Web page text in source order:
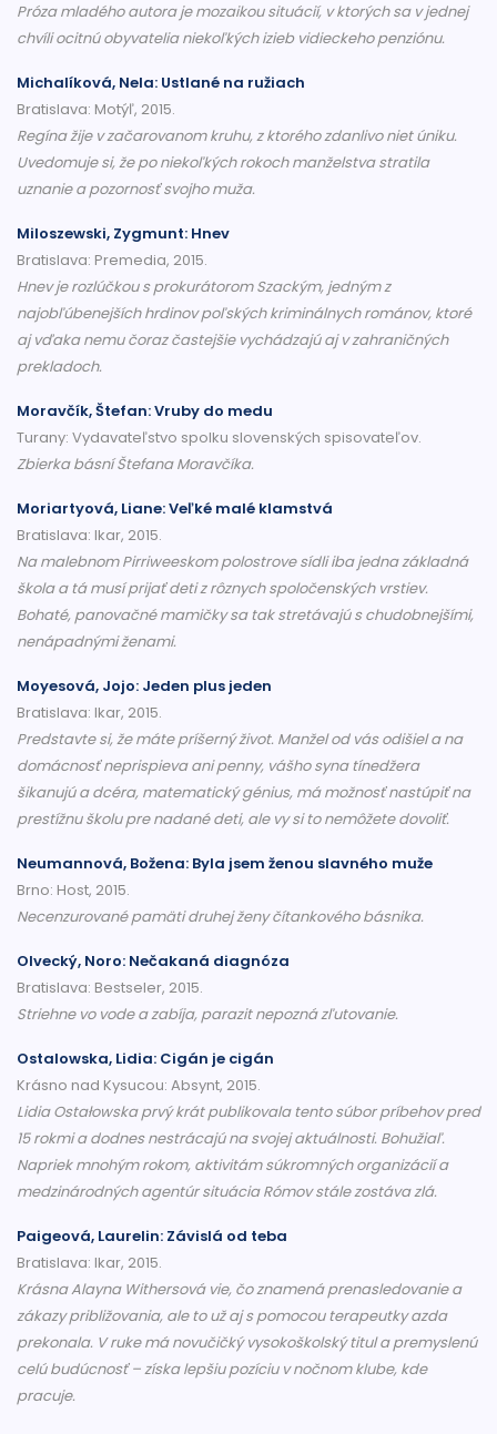
Próza mladého autora je mozaikou situácií, v ktorých sa v jednej
chvíli ocitnú obyvatelia niekoľkých izieb vidieckeho penziónu.
Michalíková, Nela: Ustlané na ružiach
Bratislava: Motýľ, 2015.
Regína žije v začarovanom kruhu, z ktorého zdanlivo niet úniku.
Uvedomuje si, že po niekoľkých rokoch manželstva stratila
uznanie a pozornosť svojho muža.
Miloszewski, Zygmunt: Hnev
Bratislava: Premedia, 2015.
Hnev je rozlúčkou s prokurátorom Szackým, jedným z
najobľúbenejších hrdinov poľských kriminálnych románov, ktoré
aj vďaka nemu čoraz častejšie vychádzajú aj v zahraničných
prekladoch.
Moravčík, Štefan: Vruby do medu
Turany: Vydavateľstvo spolku slovenských spisovateľov.
Zbierka básní Štefana Moravčíka.
Moriartyová, Liane: Veľké malé klamstvá
Bratislava: Ikar, 2015.
Na malebnom Pirriweeskom polostrove sídli iba jedna základná
škola a tá musí prijať deti z rôznych spoločenských vrstiev.
Bohaté, panovačné mamičky sa tak stretávajú s chudobnejšími,
nenápadnými ženami.
Moyesová, Jojo: Jeden plus jeden
Bratislava: Ikar, 2015.
Predstavte si, že máte príšerný život. Manžel od vás odišiel a na
domácnosť neprispieva ani penny, vášho syna tínedžera
šikanujú a dcéra, matematický génius, má možnosť nastúpiť na
prestížnu školu pre nadané deti, ale vy si to nemôžete dovoliť.
Neumannová, Božena: Byla jsem ženou slavného muže
Brno: Host, 2015.
Necenzurované pamäti druhej ženy čítankového básnika.
Olvecký, Noro: Nečakaná diagnóza
Bratislava: Bestseler, 2015.
Striehne vo vode a zabíja, parazit nepozná zľutovanie.
Ostalowska, Lidia: Cigán je cigán
Krásno nad Kysucou: Absynt, 2015.
Lidia Ostałowska prvý krát publikovala tento súbor príbehov pred
15 rokmi a dodnes nestrácajú na svojej aktuálnosti. Bohužiaľ.
Napriek mnohým rokom, aktivitám súkromných organizácií a
medzinárodných agentúr situácia Rómov stále zostáva zlá.
Paigeová, Laurelin: Závislá od teba
Bratislava: Ikar, 2015.
Krásna Alayna Withersová vie, čo znamená prenasledovanie a
zákazy približovania, ale to už aj s pomocou terapeutky azda
prekonala. V ruke má novučičký vysokoškolský titul a premyslenú
celú budúcnosť – získa lepšiu pozíciu v nočnom klube, kde
pracuje.